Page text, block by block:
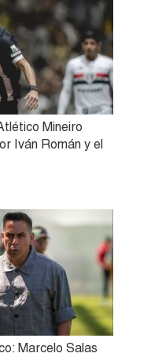
Mineiro
Iván Román y el
Marcelo Salas